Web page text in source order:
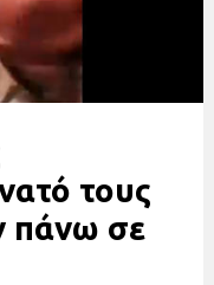
τους
πάνω σε